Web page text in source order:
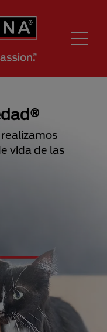
vida de las